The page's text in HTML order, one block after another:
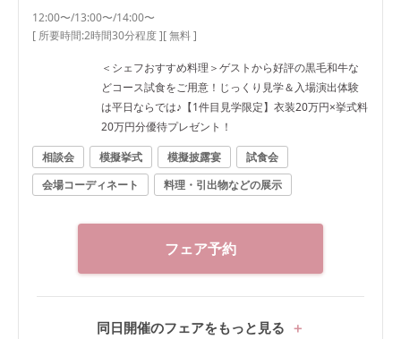
12:00〜/13:00〜/14:00〜
[ 所要時間:2時間30分程度][ 無料 ]
＜シェフおすすめ料理＞ゲストから好評の黒毛和牛な
どコース試食をご用意！じっくり見学＆入場演出体験
は平日ならでは♪【1件目見学限定】衣装20万円×挙式料
20万円分優待プレゼント！
相談会
模擬挙式 模擬披露宴
試食会
会場コーディネート
料理・引出物などの展示
フェア予約
同日開催のフェアをもっと見る